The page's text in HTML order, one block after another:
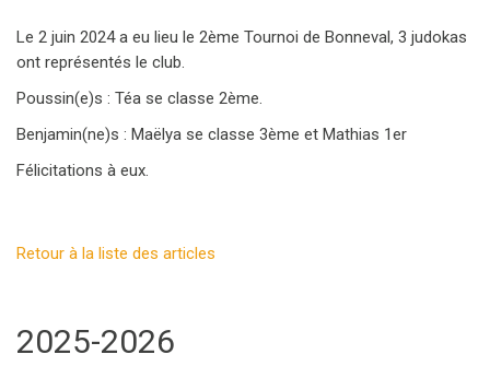
Le 2 juin 2024 a eu lieu le 2ème Tournoi de Bonneval, 3 judokas
ont représentés le club.
Poussin(e)s : Téa se classe 2ème.
Benjamin(ne)s : Maëlya se classe 3ème et Mathias 1er
Félicitations à eux.
Retour à la liste des articles
2025-2026